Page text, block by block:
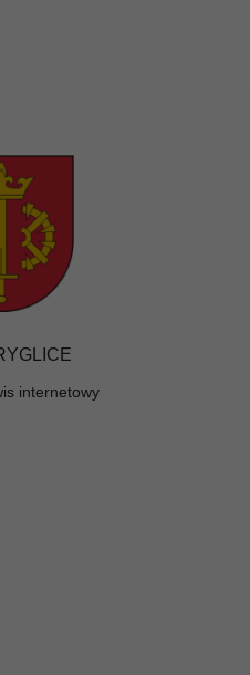
internetowy